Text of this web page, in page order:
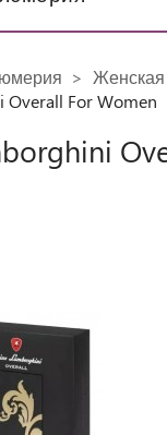
Overall For Women